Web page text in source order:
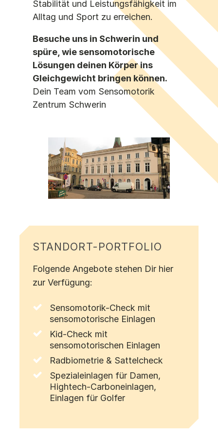
Stabilität und Leistungsfähigkeit im
Alltag und Sport zu erreichen.
Besuche uns in Schwerin und
spüre, wie sensomotorische
Lösungen deinen Körper ins
Gleichgewicht bringen können.
Dein Team vom Sensomotorik
Zentrum Schwerin
STANDORT-PORTFOLIO
Folgende Angebote stehen Dir hier
zur Verfügung:
Sensomotorik-Check mit
sensomotorische Einlagen
Kid-Check mit
sensomotorischen Einlagen
Radbiometrie & Sattelcheck
Spezialeinlagen für Damen,
Hightech-Carboneinlagen,
Einlagen für Golfer